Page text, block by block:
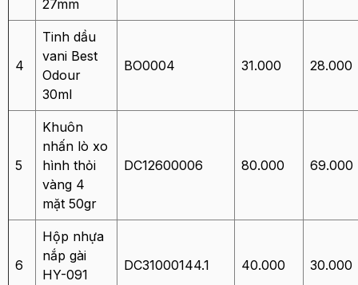
27mm
4
Tinh dầu
vani Best
Odour
30ml
BO0004 31.000 28.000
5
Khuôn
nhấn lò xo
hình thỏi
vàng 4
mặt 50gr
DC12600006 80.000 69.000
6
Hộp nhựa
nắp gài
HY-091
DC31000144.1 40.000 30.000